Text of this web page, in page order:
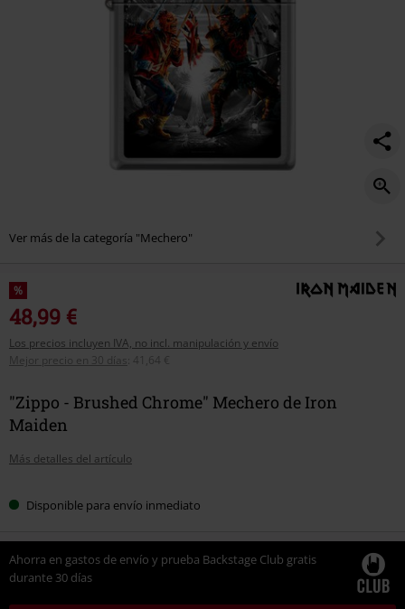
Ver más de la categoría "Mechero"
%
48,99 €
Los precios incluyen IVA, no incl. manipulación y envío
Mejor precio en 30 días
41,64 €
"Zippo - Brushed Chrome" Mechero de Iron
Maiden
Más detalles del artículo
Disponible para envío inmediato
Ahorra en gastos de envío y prueba Backstage Club gratis
durante 30 días